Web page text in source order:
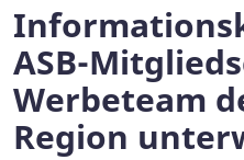
ASB-
Werbeteam
Region